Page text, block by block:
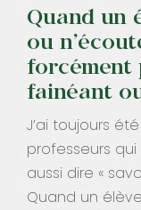
Quand un
ou
forcément
fainéant
J’ai toujours
professeurs
aussi dire «
Quand un